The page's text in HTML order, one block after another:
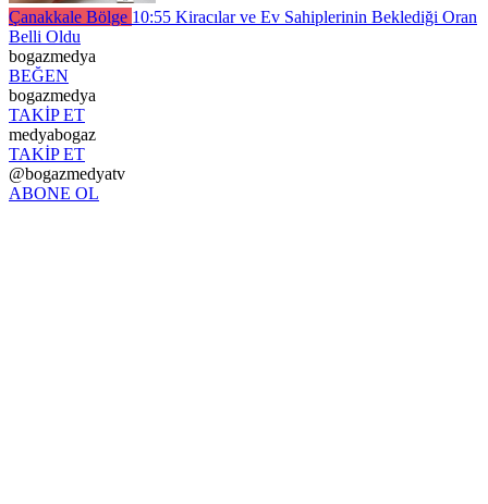
Çanakkale Bölge 10:55 Kiracılar ve Ev Sahiplerinin Beklediği Oran
Belli Oldu
bogazmedya
BEĞEN
bogazmedya
TAKİP ET
medyabogaz
TAKİP ET
@bogazmedyatv
ABONE OL